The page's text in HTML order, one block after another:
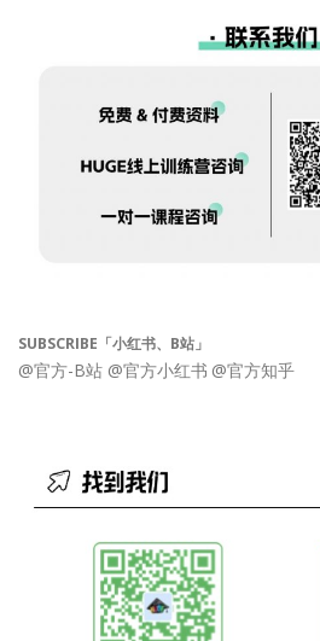
SUBSCRIBE「小红书、B站」
@官方-B站 @官方小红书 @官方知乎